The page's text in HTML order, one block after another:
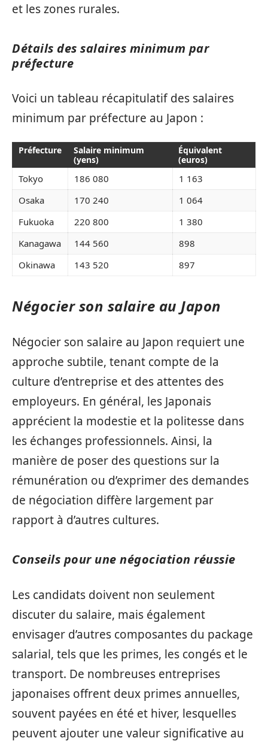
et les zones rurales.
Détails des salaires minimum par
préfecture
Voici un tableau récapitulatif des salaires
minimum par préfecture au Japon :
Préfecture
Salaire minimum
(yens)
Équivalent
(euros)
Tokyo 186 080
1 163
Osaka
170 240
1 064
Fukuoka
220 800
1 380
Kanagawa
144 560
898
Okinawa
143 520 897
Négocier son salaire au Japon
Négocier son salaire au Japon requiert une
approche subtile, tenant compte de la
culture d’entreprise et des attentes des
employeurs. En général, les Japonais
apprécient la modestie et la politesse dans
les échanges professionnels. Ainsi, la
manière de poser des questions sur la
rémunération ou d’exprimer des demandes
de négociation diffère largement par
rapport à d’autres cultures.
Conseils pour une négociation réussie
Les candidats doivent non seulement
discuter du salaire, mais également
envisager d’autres composantes du package
salarial, tels que les primes, les congés et le
transport. De nombreuses entreprises
japonaises offrent deux primes annuelles,
souvent payées en été et hiver, lesquelles
peuvent ajouter une valeur significative au